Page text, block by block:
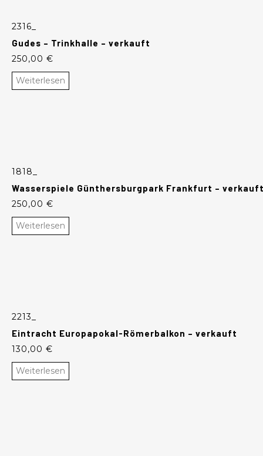
2316_
Gudes – Trinkhalle – verkauft
250,00 €
Weiterlesen
1818_
Wasserspiele Günthersburgpark Frankfurt –
250,00 €
Weiterlesen
2213_
Eintracht Europapokal-Römerbalkon – verkauft
130,00 €
Weiterlesen